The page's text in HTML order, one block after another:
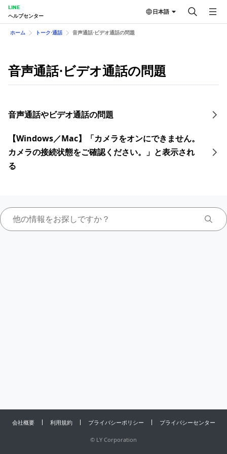
LINE
ヘルプセンター
日本語
ホーム トーク⋅通話 音声通話⋅ビデオ通話の問題
音声通話⋅ビデオ通話の問題
音声通話やビデオ通話の問題
【Windows／Mac】「カメラをオンにできません。
カメラの接続状態をご確認ください。」と表示され
る
会社概要 利用規約 プライバシーポリシー プライバシーセンター
© LY Corporation